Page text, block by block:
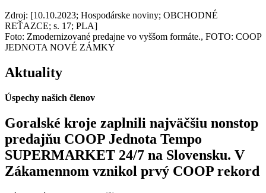
Zdroj: [10.10.2023; Hospodárske noviny; OBCHODNÉ
REŤAZCE; s. 17; PLA]
Foto: Zmodernizované predajne vo vyššom formáte., FOTO: COOP
JEDNOTA NOVÉ ZÁMKY
Aktuality
Úspechy našich členov
Goralské kroje zaplnili najväčšiu nonstop
predajňu COOP Jednota Tempo
SUPERMARKET 24/7 na Slovensku. V
Zákamennom vznikol prvý COOP rekord